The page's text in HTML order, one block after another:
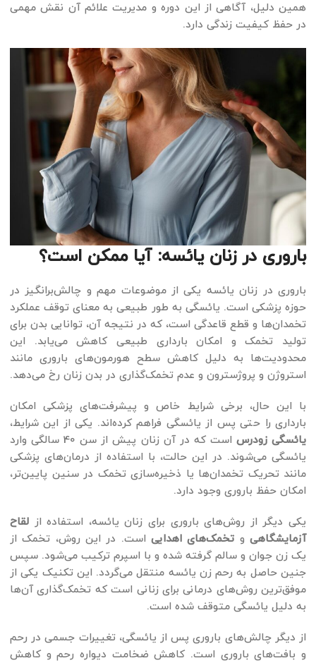
همین دلیل، آگاهی از این دوره و مدیریت علائم آن نقش مهمی
در حفظ کیفیت زندگی دارد.
باروری در زنان یائسه: آیا ممکن است؟
باروری در زنان یائسه یکی از موضوعات مهم و چالش‌برانگیز در
حوزه پزشکی است. یائسگی به طور طبیعی به معنای توقف عملکرد
تخمدان‌ها و قطع قاعدگی است، که در نتیجه آن، توانایی بدن برای
تولید تخمک و امکان بارداری طبیعی کاهش می‌یابد. این
محدودیت‌ها به دلیل کاهش سطح هورمون‌های باروری مانند
استروژن و پروژسترون و عدم تخمک‌گذاری در بدن زنان رخ می‌دهد.
با این حال، برخی شرایط خاص و پیشرفت‌های پزشکی امکان
بارداری را حتی پس از یائسگی فراهم کرده‌اند. یکی از این شرایط،
یائسگی زودرس
است که در آن زنان پیش از سن 40 سالگی وارد
یائسگی می‌شوند. در این حالت، با استفاده از درمان‌های پزشکی
مانند تحریک تخمدان‌ها یا ذخیره‌سازی تخمک در سنین پایین‌تر،
امکان حفظ باروری وجود دارد.
یکی دیگر از روش‌های باروری برای زنان یائسه، استفاده از لقاح
آزمایشگاهیو تخمک‌های اهدایی است. در این روش، تخمک از
یک زن جوان و سالم گرفته شده و با اسپرم ترکیب می‌شود. سپس
جنین حاصل به رحم زن یائسه منتقل می‌گردد. این تکنیک یکی از
موفق‌ترین روش‌های درمانی برای زنانی است که تخمک‌گذاری آن‌ها
به دلیل یائسگی متوقف شده است.
از دیگر چالش‌های باروری پس از یائسگی، تغییرات جسمی در رحم
و بافت‌های باروری است. کاهش ضخامت دیواره رحم و کاهش